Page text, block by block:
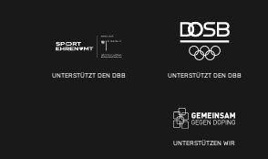
UNTERSTÜTZT DEN DBB UNTERSTÜTZT DEN DBB
UNTERSTÜTZEN WIR